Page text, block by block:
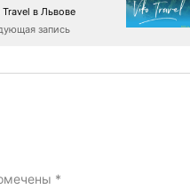
в Львове
запись
*